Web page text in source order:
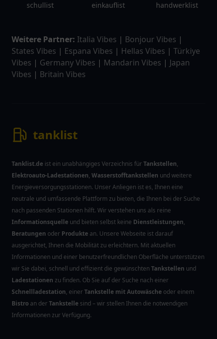
schullist einkauflist handwerklist
Weitere Partner: Italia Vibes | Bonjour Vibes |
States Vibes | Espana Vibes | Hellas Vibes | Türkiye
Vibes | Germany Vibes | Mandarin Vibes | Japan
Vibes | Britain Vibes
tanklist
Tanklist.de ist ein unabhängiges Verzeichnis fürTankstellen,
Elektroauto-Ladestationen, Wasserstofftankstellen und weitere
Energieversorgungsstationen. Unser Anliegen ist es, Ihnen eine
neutrale und umfassende Plattform zu bieten, die Ihnen bei der Suche
nach passenden Stationen hilft. Wir verstehen uns als reine
Informationsquelle und bieten selbst keine Dienstleistungen,
Beratungen oder Produkte an. Unsere Webseite ist darauf
ausgerichtet, Ihnen die Mobilität zu erleichtern. Mit aktuellen
Informationen und einer benutzerfreundlichen Oberfläche unterstützen
wir Sie dabei, schnell und effizient die gewünschtenTankstellen und
Ladestationen zu finden. Ob Sie auf der Suche nach einer
Schnellladestation, einerTankstelle mit Autowäsche oder einem
Bistro an derTankstelle sind – wir stellen Ihnen die notwendigen
Informationen zur Verfügung.